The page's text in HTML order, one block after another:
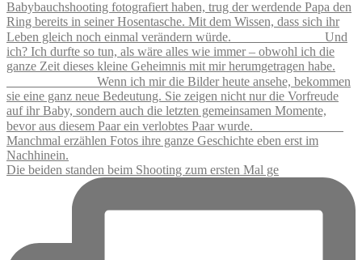
Die beiden standen beim Shooting zum ersten Mal ge